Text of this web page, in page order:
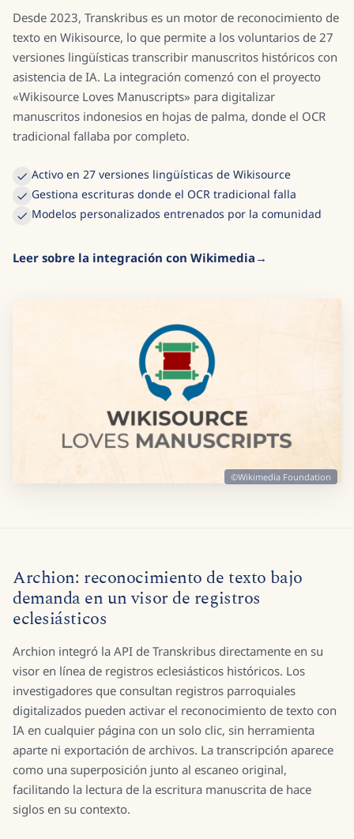
Desde 2023, Transkribus es un motor de reconocimiento de
texto en Wikisource, lo que permite a los voluntarios de 27
versiones lingüísticas transcribir manuscritos históricos con
asistencia de IA. La integración comenzó con el proyecto
«Wikisource Loves Manuscripts» para digitalizar
manuscritos indonesios en hojas de palma, donde el OCR
tradicional fallaba por completo.
Activo en 27 versiones lingüísticas de Wikisource
Gestiona escrituras donde el OCR tradicional falla
Modelos personalizados entrenados por la comunidad
Leer sobre la integración con Wikimedia
©Wikimedia Foundation
Archion: reconocimiento de texto bajo
demanda en un visor de registros
eclesiásticos
Archion integró la API de Transkribus directamente en su
visor en línea de registros eclesiásticos históricos. Los
investigadores que consultan registros parroquiales
digitalizados pueden activar el reconocimiento de texto con
IA en cualquier página con un solo clic, sin herramienta
aparte ni exportación de archivos. La transcripción aparece
como una superposición junto al escaneo original,
facilitando la lectura de la escritura manuscrita de hace
siglos en su contexto.